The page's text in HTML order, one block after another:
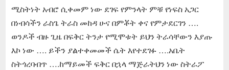
ሚስትነት አብሮ ሲቀመም ነው ደገፍ የምንላት ምቹ የነፍስ አጋር
በነብሳችን ራስጌ ትራስ መከዳ ሁና በምቾት ቀና የምታደርገን ….
ወንዶች ብዙ ጊዜ በፍቅር ትንታ የሚሞቱት ይህን ትራሳቸውን እያጡ
እኮ ነው …. ይችን ያልተቀመመች ሴት እየተደገፉ ….አቤት
ስትጎረባብጥ ….ከማይመች ፍቅር በኋላ ማጅራትህን ነው ስትራፖ